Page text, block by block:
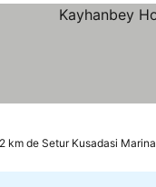
km de Setur Kusadasi Marina